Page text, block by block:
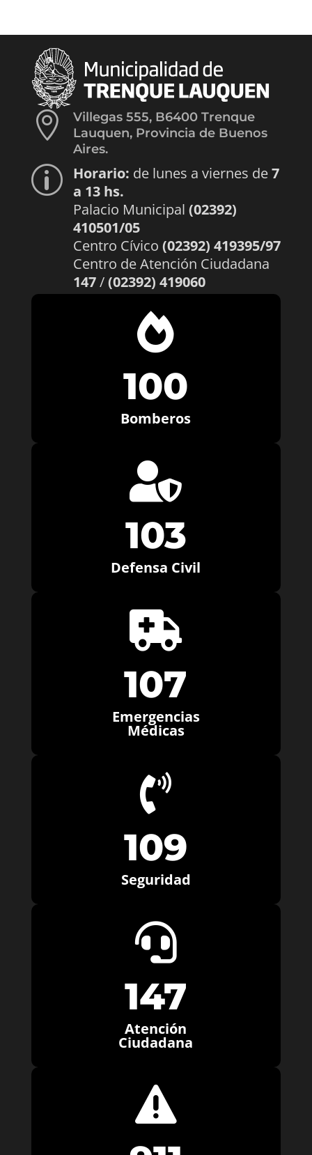

Villegas 555, B6400 Trenque
Lauquen, Provincia de Buenos
Aires.
p Horario: de lunes a viernes de7
a 13 hs.
Palacio Municipal (02392)
410501/05
Centro Cívico (02392) 419395/97
Centro de Atención Ciudadana
147/(02392) 419060

100
Bomberos

103
Defensa Civil

107
Emergencias
Médicas

109
Seguridad

147
Atención
Ciudadana
